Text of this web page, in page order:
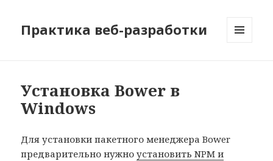
Практика веб-разработки
Установка Bower в
Windows
Для установки пакетного менеджера Bower
предварительно нужноустановить NPM и